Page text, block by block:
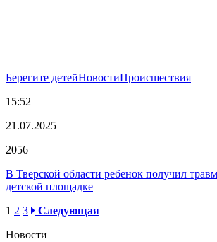
Берегите детейНовостиПроисшествия
15:52
21.07.2025
2056
В Тверской области ребенок получил
детской площадке
1 2 3
Следующая
Новости